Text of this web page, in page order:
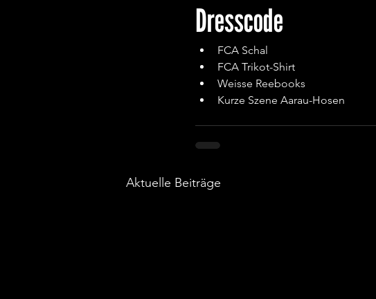
Dresscode
FCA Schal
FCA Trikot-Shirt
Weisse Reebooks
Kurze Szene Aarau-Hosen
Aktuelle Beiträge